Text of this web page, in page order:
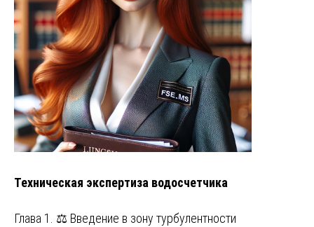
Техническая экспертиза водосчетчика
Глава 1. ⚖️ Введение в зону турбулентности